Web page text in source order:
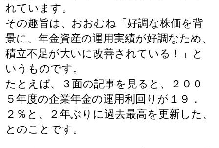
れています。
その趣旨は、おおむね「好調な株価を背
景に、年金資産の運用実績が好調なため、
積立不足が大いに改善されている！」と
いうものです。
たとえば、３面の記事を見ると、２００
５年度の企業年金の運用利回りが１９．
２％と、２年ぶりに過去最高を更新した、
とのことです。